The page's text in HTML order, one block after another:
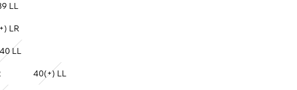
LL
LR
40 LL
40(+) LL